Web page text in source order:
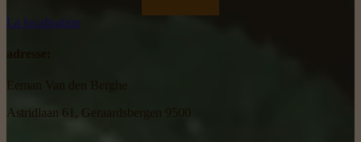
La localisation
Astridlaan 61, Geraardsbergen 9500